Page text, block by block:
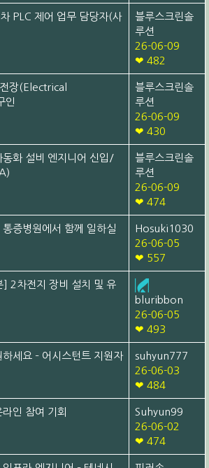
PLC 제어 업무 담당자(사
블루스크린솔
루션
26-06-09
❤ 482
장(Electrical
블루스크린솔
루션
26-06-09
❤ 430
동화 설비 엔지니어 신입/
블루스크린솔
루션
26-06-09
❤ 474
통증병원에서 함께 일하실
Hosuki1030
26-06-05
❤ 557
] 2차전지 장비 설치 및 유
bluribbon
26-06-05
❤ 493
하세요 – 어시스턴트 지원자
suhyun777
26-06-03
❤ 484
인 참여 기회
Suhyun99
26-06-02
❤ 474